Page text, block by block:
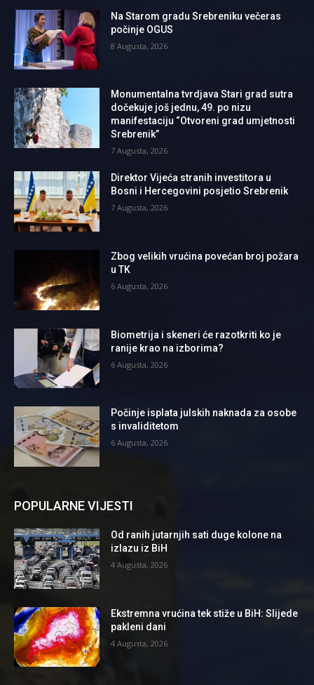
Na Starom gradu Srebreniku večeras
počinje OGUS
8 Augusta, 2026
Monumentalna tvrdjava Stari grad sutra
dočekuje još jednu, 49. po nizu
manifestaciju “Otvoreni grad umjetnosti
Srebrenik”
7 Augusta, 2026
Direktor Vijeća stranih investitora u
Bosni i Hercegovini posjetio Srebrenik
7 Augusta, 2026
Zbog velikih vrućina povećan broj požara
u TK
6 Augusta, 2026
Biometrija i skeneri će razotkriti ko je
ranije krao na izborima?
6 Augusta, 2026
Počinje isplata julskih naknada za osobe
s invaliditetom
6 Augusta, 2026
POPULARNE VIJESTI
Od ranih jutarnjih sati duge kolone na
izlazu iz BiH
4 Augusta, 2026
Ekstremna vrućina tek stiže u BiH: Slijede
pakleni dani
4 Augusta, 2026